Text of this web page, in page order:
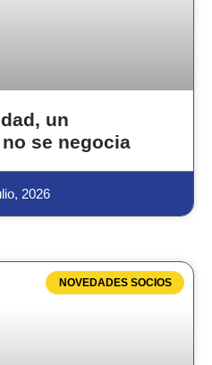
un
se negocia
2026
NOVEDADES SOCIOS